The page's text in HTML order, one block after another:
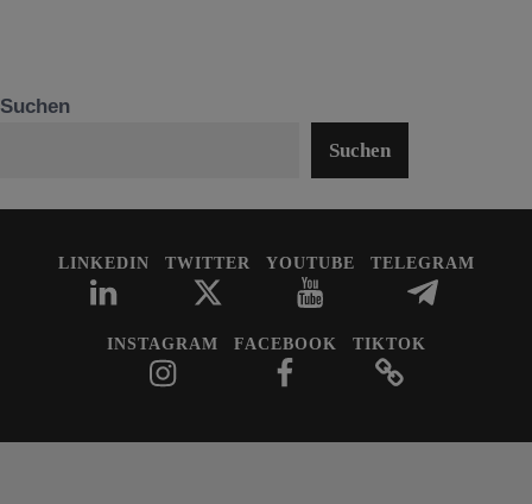
Suchen
Suchen
LINKEDIN TWITTER YOUTUBE TELEGRAM
INSTAGRAM FACEBOOK TIKTOK